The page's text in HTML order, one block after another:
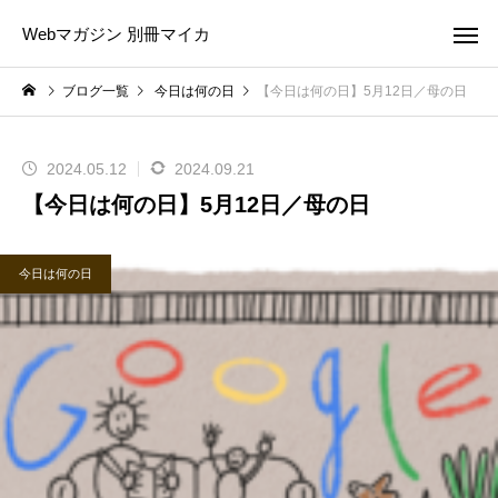
Webマガジン 別冊マイカ
ブログ一覧 今日は何の日 【今日は何の日】5月12日／母の日
2024.05.12 2024.09.21
【今日は何の日】5月12日／母の日
今日は何の日